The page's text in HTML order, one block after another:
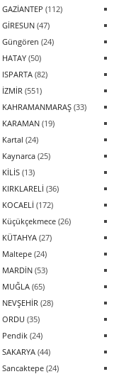
GAZİANTEP (112)
GİRESUN (47)
Güngören (24)
HATAY (50)
ISPARTA (82)
İZMİR (551)
KAHRAMANMARAŞ (33)
KARAMAN (19)
Kartal (24)
Kaynarca (25)
KİLİS (13)
KIRKLARELİ (36)
KOCAELİ (172)
Küçükçekmece (26)
KÜTAHYA (27)
Maltepe (24)
MARDİN (53)
MUĞLA (65)
NEVŞEHİR (28)
ORDU (35)
Pendik (24)
SAKARYA (44)
Sancaktepe (24)